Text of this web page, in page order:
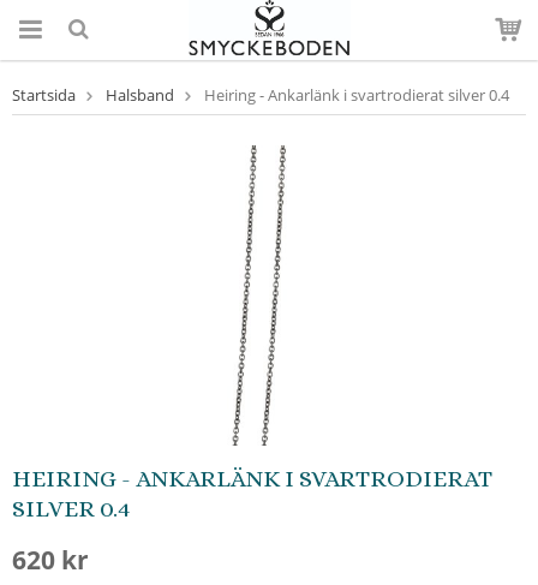
Startsida Halsband Heiring - Ankarlänk i svartrodierat silver 0.4
HEIRING - ANKARLÄNK I SVARTRODIERAT
SILVER 0.4
620 kr